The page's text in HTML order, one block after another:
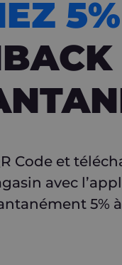
5%
Code et
avec
5%